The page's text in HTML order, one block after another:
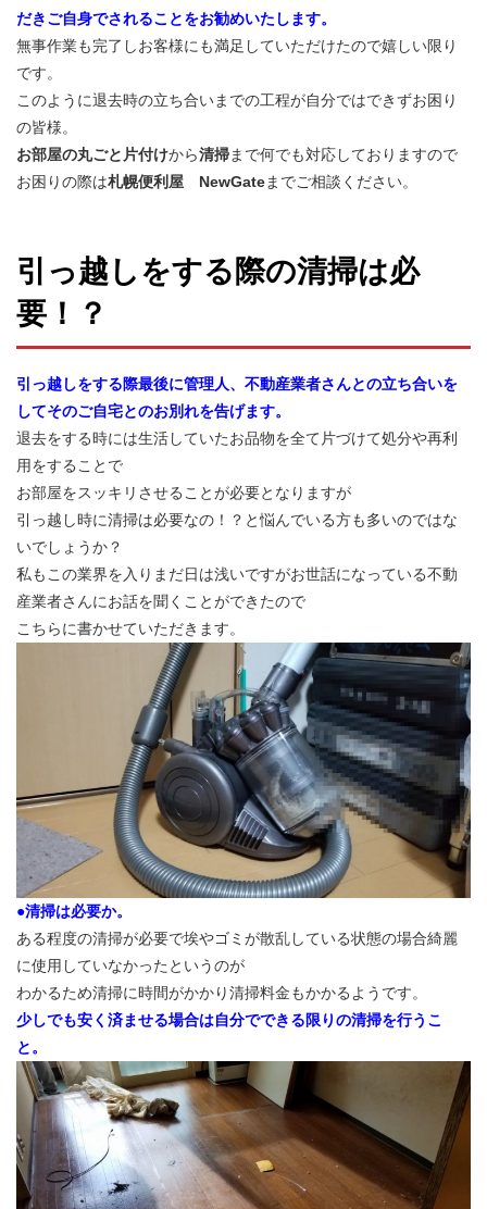
だきご自身でされることをお勧めいたします。
無事作業も完了しお客様にも満足していただけたので嬉しい限り
です。
このように退去時の立ち合いまでの工程が自分ではできずお困り
の皆様。
お部屋の丸ごと片付けから清掃まで何でも対応しておりますので
お困りの際は札幌便利屋 NewGateまでご相談ください。
引っ越しをする際の清掃は必
要！？
引っ越しをする際最後に管理人、不動産業者さんとの立ち合いを
してそのご自宅とのお別れを告げます。
退去をする時には生活していたお品物を全て片づけて処分や再利
用をすることで
お部屋をスッキリさせることが必要となりますが
引っ越し時に清掃は必要なの！？と悩んでいる方も多いのではな
いでしょうか？
私もこの業界を入りまだ日は浅いですがお世話になっている不動
産業者さんにお話を聞くことができたので
こちらに書かせていただきます。
●清掃は必要か。
ある程度の清掃が必要で埃やゴミが散乱している状態の場合綺麗
に使用していなかったというのが
わかるため清掃に時間がかかり清掃料金もかかるようです。
少しでも安く済ませる場合は自分でできる限りの清掃を行うこ
と。